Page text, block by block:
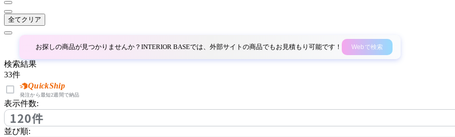
GUBI
グビ
HangOut
ハングアウト
全てクリア
お探しの商品が見つかりませんか？INTERIOR BASEでは、外部サイトの商品でもお見積もり可能です！ Webで検索
検索結果
33件
QuickShip
発注から最短2週間で納品
表示件数:
120件
並び順: